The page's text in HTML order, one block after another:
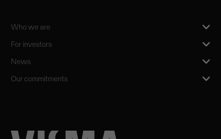
Who we are
For investors
News
Our commitments